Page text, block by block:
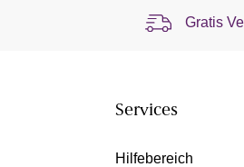
Gratis
Services
Hilfebereich